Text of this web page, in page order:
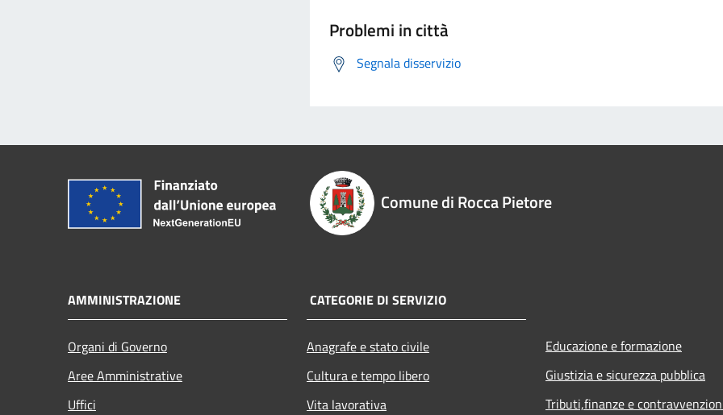
Problemi in città
Segnala disservizio
Comune di Rocca Pietore
AMMINISTRAZIONE
Organi di Governo
Aree Amministrative
Uffici
CATEGORIE DI SERVIZIO
Anagrafe e stato civile
Cultura e tempo libero
Vita lavorativa
Educazione e formazione
Giustizia e sicurezza pubblica
Tributi,finanze e